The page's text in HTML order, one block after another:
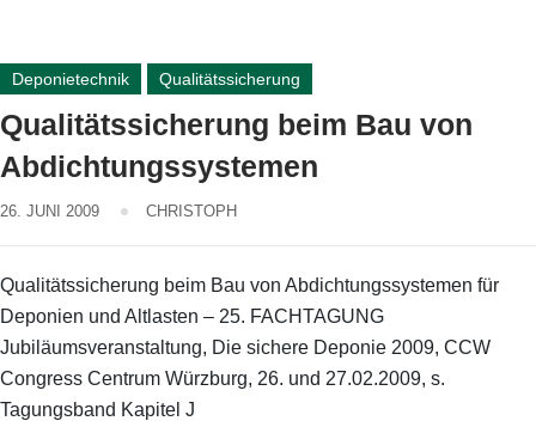
Deponietechnik Qualitätssicherung
Qualitätssicherung beim Bau von
Abdichtungssystemen
26. JUNI 2009 CHRISTOPH
Qualitätssicherung beim Bau von Abdichtungssystemen für
Deponien und Altlasten – 25. FACHTAGUNG
Jubiläumsveranstaltung, Die sichere Deponie 2009, CCW
Congress Centrum Würzburg, 26. und 27.02.2009, s.
Tagungsband Kapitel J